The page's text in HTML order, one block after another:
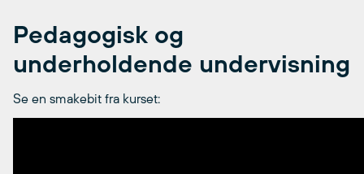
Pedagogisk og
underholdende undervisning
Se en smakebit fra kurset: